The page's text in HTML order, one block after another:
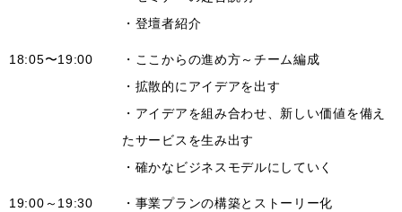
・登壇者紹介
18:05〜19:00
・ここからの進め方～チーム編成
・拡散的にアイデアを出す
・アイデアを組み合わせ、新しい価値を備え
たサービスを生み出す
・確かなビジネスモデルにしていく
19:00～19:30
・事業プランの構築とストーリー化